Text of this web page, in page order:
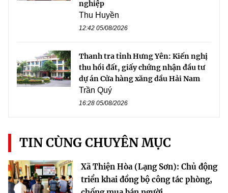
nghiệp
Thu Huyền
12:42 05/08/2026
Thanh tra tỉnh Hưng Yên: Kiến nghị
thu hồi đất, giấy chứng nhận đầu tư
dự án Cửa hàng xăng dầu Hải Nam
Trần Quý
16:28 05/08/2026
TIN CÙNG CHUYÊN MỤC
Xã Thiện Hòa (Lạng Sơn): Chủ động
triển khai đồng bộ công tác phòng,